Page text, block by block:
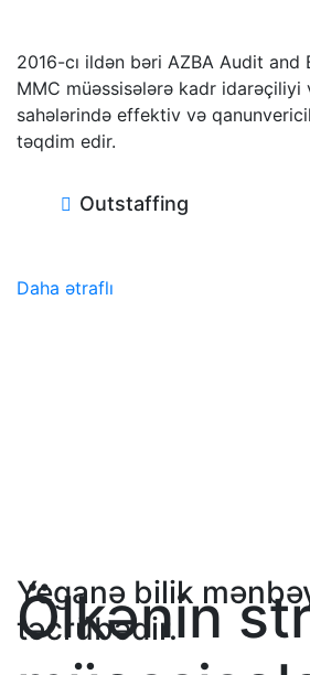
2016-cı ildən bəri AZBA Audit and
MMC müəssisələrə kadr
sahələrində effektiv və
təqdim edir.
Outstaffing
Daha ətraflı
Yeganə bilik
təcrübədir.
Ölkənin